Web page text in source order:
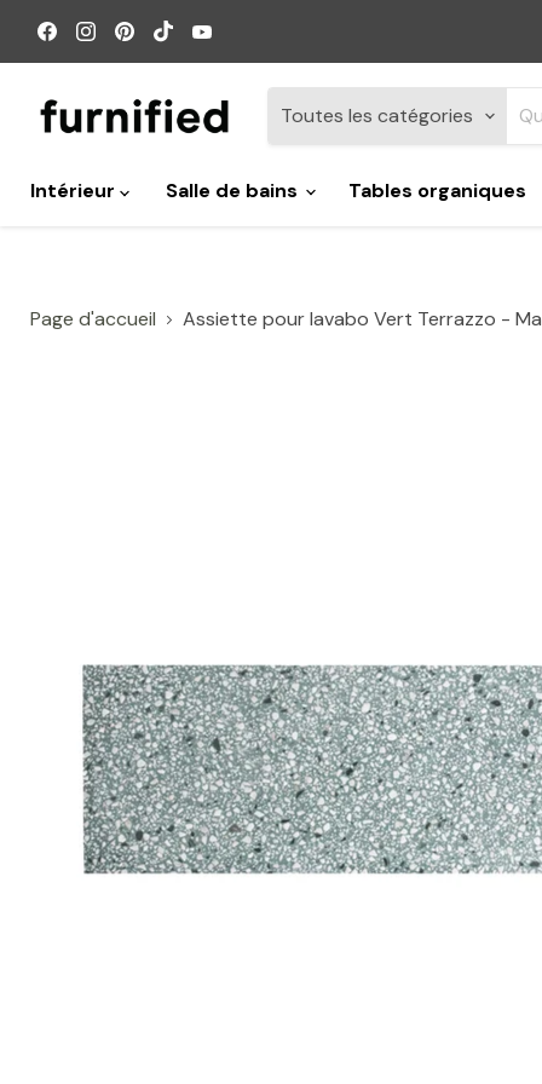
Retrouvez-
nous
sur
Retrouvez-
nous
sur
Retrouvez-
nous
sur
Retrouvez-
nous
sur sur
YouTube
Toutes les catégories
Intérieur Salle de bains Tables organiques
Page d'accueil Assiette pour lavabo Vert Terrazzo -